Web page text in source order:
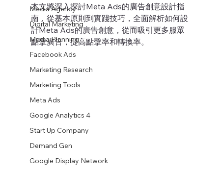
Media Agency
Digital Marketing
Media Planning
Facebook Ads
Marketing Research
Marketing Tools
Meta Ads
Google Analytics 4
Start Up Company
Demand Gen
Google Display Network
本文將深入探討Meta Ads的廣告創意設計指
南，從基本原則到實踐技巧，全面解析如何設
計Meta Ads的廣告創意，從而吸引更多服眾
點擊廣告，提高點擊率和轉換率。